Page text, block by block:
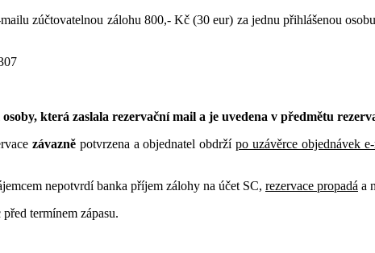
zúčtovatelnou zálohu 800,- Kč (30 eur) za jednu přihlášenou
která zaslala rezervační mail a je uvedena v předmětu
závazněpotvrzena a objednatel obdržípo uzávěrce objednávek
nepotvrdí banka příjem zálohy na účet SC, rezervace propadá a
termínem zápasu.